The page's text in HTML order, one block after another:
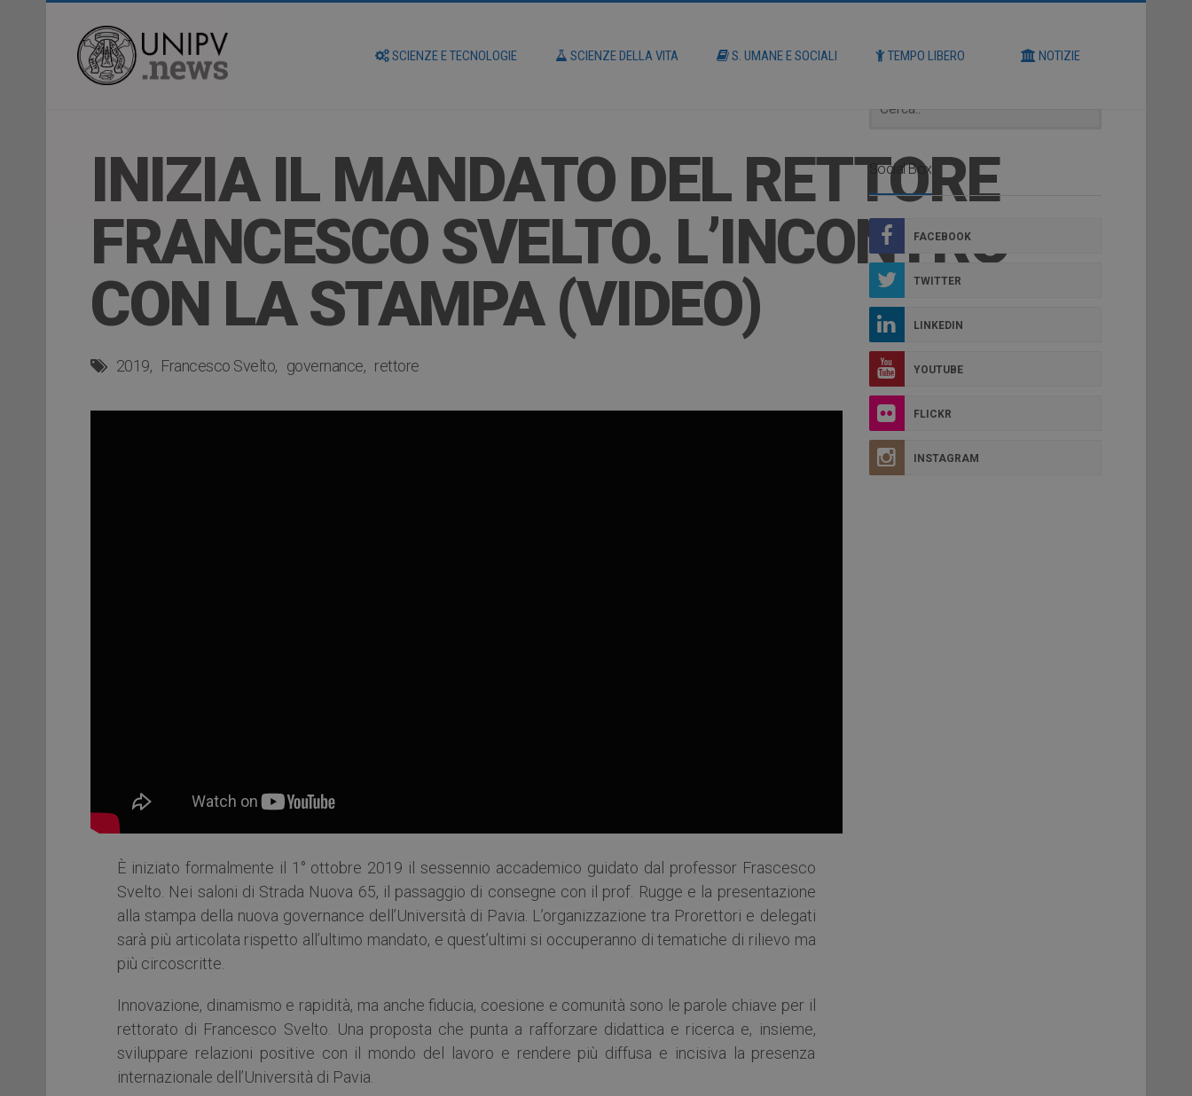
SCIENZE E TECNOLOGIE SCIENZE DELLA VITA S. UMANE E SOCIALI TEMPO LIBERO NOTIZIE
INIZIA IL MANDATO DEL RETTORE
FRANCESCO SVELTO. L’INCONTRO
CON LA STAMPA (VIDEO)
2019 Francesco Svelto governance rettore
È iniziato formalmente il 1° ottobre 2019 il sessennio accademico guidato dal professor Frascesco
Svelto. Nei saloni di Strada Nuova 65, il passaggio di consegne con il prof. Rugge e la presentazione
alla stampa della nuova governance dell’Università di Pavia. L’organizzazione tra Prorettori e delegati
sarà più articolata rispetto all’ultimo mandato, e quest’ultimi si occuperanno di tematiche di rilievo ma
più circoscritte.
Innovazione, dinamismo e rapidità, ma anche fiducia, coesione e comunità sono le parole chiave per il
rettorato di Francesco Svelto. Una proposta che punta a rafforzare didattica e ricerca e, insieme,
sviluppare relazioni positive con il mondo del lavoro e rendere più diffusa e incisiva la presenza
internazionale dell’Università di Pavia.
Social Box
FACEBOOK
TWITTER
LINKEDIN
YOUTUBE
FLICKR
INSTAGRAM